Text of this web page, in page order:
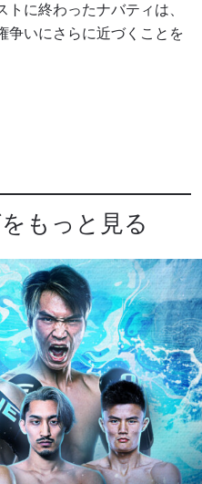
に終わったナバティは、
争いにさらに近づくことを
もっと見る